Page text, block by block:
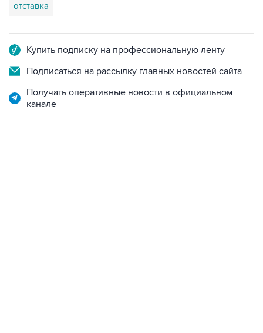
отставка
Купить подписку на профессиональную ленту
Подписаться на рассылку главных новостей сайта
Получать оперативные новости в официальном
канале